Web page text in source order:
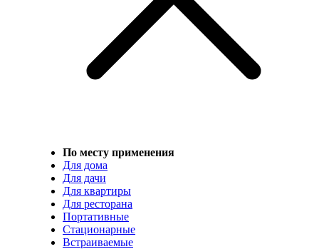
По месту применения
Для дома
Для дачи
Для квартиры
Для ресторана
Портативные
Стационарные
Встраиваемые